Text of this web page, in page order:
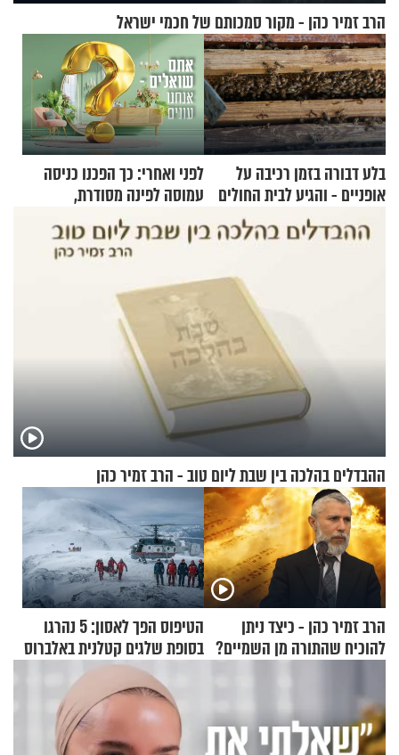
הרב זמיר כהן - מקור סמכותם של חכמי ישראל
בלע דבורה בזמן רכיבה על
אופניים - והגיע לבית החולים
במצב מסכן חיים
לפני ואחרי: כך הפכנו כניסה
עמוסה לפינה מסודרת,
שימושית ומזמינה
ההבדלים בהלכה בין שבת ליום טוב - הרב זמיר כהן
הרב זמיר כהן - כיצד ניתן
להוכיח שהתורה מן השמיים?
הטיפוס הפך לאסון: 5 נהרגו
בסופת שלגים קטלנית באלברוס